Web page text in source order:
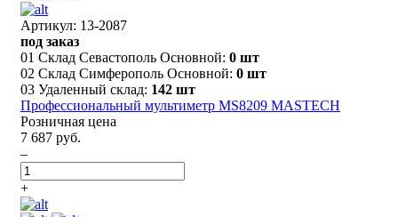
Артикул: 13-2087
под заказ
01 Склад Севастополь Основной: 0 шт
02 Склад Симферополь Основной: 0 шт
03 Удаленный склад: 142 шт
Профессиональный мультиметр MS8209 MASTECH
Розничная цена
7 687 руб.
–
+